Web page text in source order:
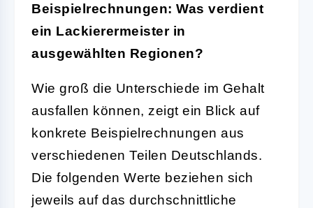
Beispielrechnungen: Was verdient
ein Lackierermeister in
ausgewählten Regionen?
Wie groß die Unterschiede im Gehalt
ausfallen können, zeigt ein Blick auf
konkrete Beispielrechnungen aus
verschiedenen Teilen Deutschlands.
Die folgenden Werte beziehen sich
jeweils auf das durchschnittliche